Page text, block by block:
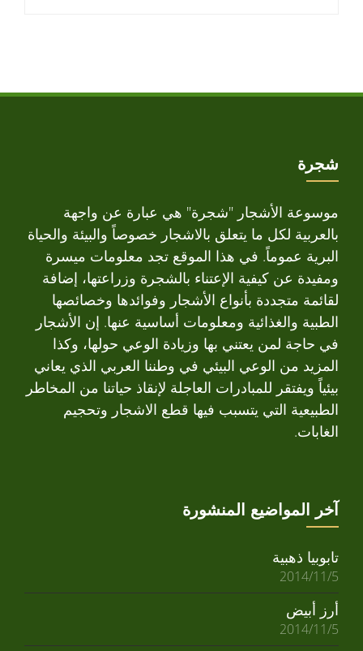
شجرة
موسوعة الأشجار "شجرة" هي عبارة عن واجهة
بالعربية لكل ما يتعلق بالاشجار خصوصاً والبيئة والحياة
البرية عموماً. في هذا الموقع تجد معلومات ميسرة
ومفيدة عن كيفية الإعتناء بالشجرة وزراعتها، إضافة
لقائمة متجددة بأنواع الأشجار وفوائدها وخصائصها
الطبية والغذائية ومعلومات أساسية عنها. إن الأشجار
في حاجة لمن يعتني بها وزيادة الوعي حولها، وكذا
المزيد من الوعي البيئي في وطننا العربي الذي يعاني
بيئياً ويفتقر للمبادرات العاجلة لإنقاذ حياتنا من المخاطر
الطبيعية التي يتسبب فيها قطع الاشجار وتحجيم
الغابات.
آخر المواضيع المنشورة
تابوبيا ذهبية
2014/11/5
أرز أبيض
2014/11/5